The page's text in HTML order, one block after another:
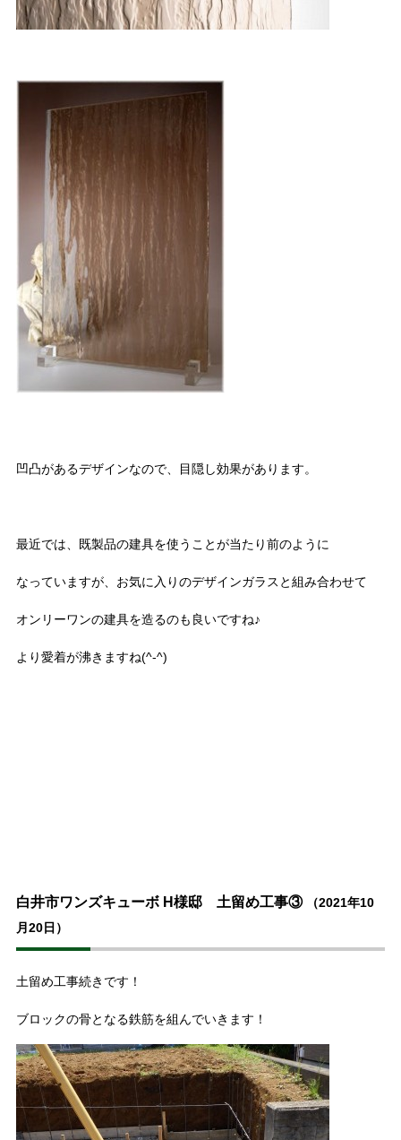
凹凸があるデザインなので、目隠し効果があります。
最近では、既製品の建具を使うことが当たり前のように
なっていますが、お気に入りのデザインガラスと組み合わせて
オンリーワンの建具を造るのも良いですね♪
より愛着が沸きますね(^-^)
白井市ワンズキューボ H様邸 土留め工事③
（2021年10
月20日）
土留め工事続きです！
ブロックの骨となる鉄筋を組んでいきます！